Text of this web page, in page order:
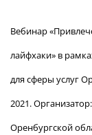
Вебинар
лайфхаки» в
для сферы услуг
2021.
Оренбургской